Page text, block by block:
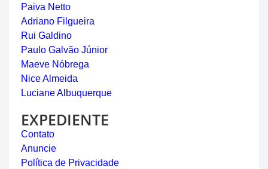
Paiva Netto
Adriano Filgueira
Rui Galdino
Paulo Galvão Júnior
Maeve Nóbrega
Nice Almeida
Luciane Albuquerque
EXPEDIENTE
Contato
Anuncie
Política de Privacidade